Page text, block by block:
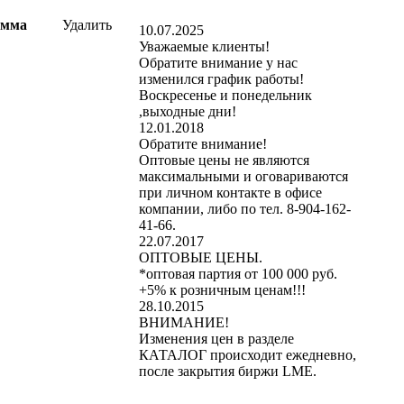
Удалить
10.07.2025
Уважаемые клиенты!
Обратите внимание у нас
изменился график работы!
Воскресенье и понедельник
,выходные дни!
12.01.2018
Обратите внимание!
Оптовые цены не являются
максимальными и оговариваются
при личном контакте в офисе
компании, либо по тел. 8-904-162-
41-66.
22.07.2017
ОПТОВЫЕ ЦЕНЫ.
*оптовая партия от 100 000 руб.
+5% к розничным ценам!!!
28.10.2015
ВНИМАНИЕ!
Изменения цен в разделе
КАТАЛОГ происходит ежедневно,
после закрытия биржи LME.